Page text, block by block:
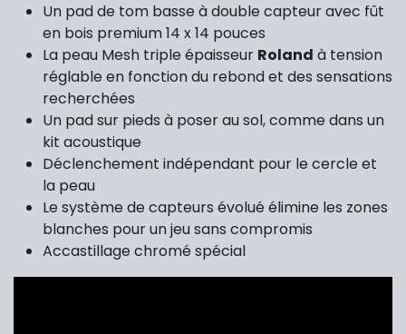
Un pad de tom basse à double capteur avec fût
en bois premium 14 x 14 pouces
La peau Mesh triple épaisseur Roland à tension
réglable en fonction du rebond et des sensations
recherchées
Un pad sur pieds à poser au sol, comme dans un
kit acoustique
Déclenchement indépendant pour le cercle et
la peau
Le système de capteurs évolué élimine les zones
blanches pour un jeu sans compromis
Accastillage chromé spécial